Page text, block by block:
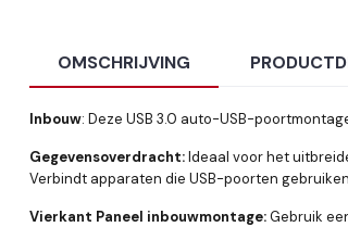
OMSCHRIJVING
Inbouw: Deze USB 3.0 auto-USB-
Gegevensoverdracht:Ideaal voor het
Verbindt apparaten die USB-poorten
Vierkant Paneel inbouwmontage:Gebruik